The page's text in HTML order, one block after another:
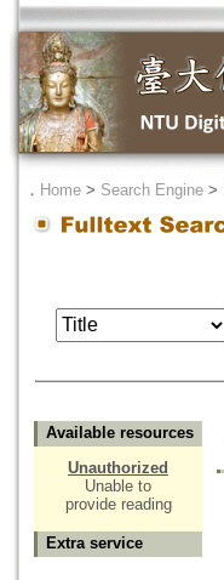
． Home > Search Engine >
Available resources
Unauthorized
Unable to
provide reading
Extra service